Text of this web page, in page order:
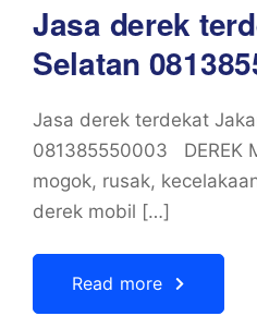
Jasa derek
Selatan
Jasa derek terdekat
081385550003 DEREK
mogok, rusak,
derek mobil […]
Read more